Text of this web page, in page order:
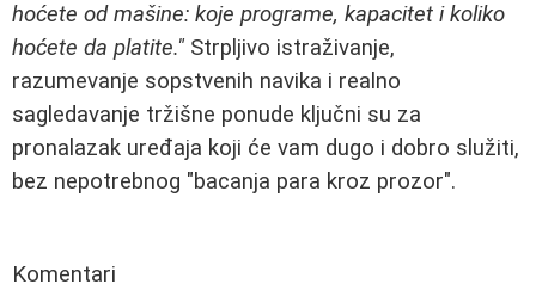
hoćete od mašine: koje programe, kapacitet i koliko
hoćete da platite." Strpljivo istraživanje,
razumevanje sopstvenih navika i realno
sagledavanje tržišne ponude ključni su za
pronalazak uređaja koji će vam dugo i dobro služiti,
bez nepotrebnog "bacanja para kroz prozor".
Komentari